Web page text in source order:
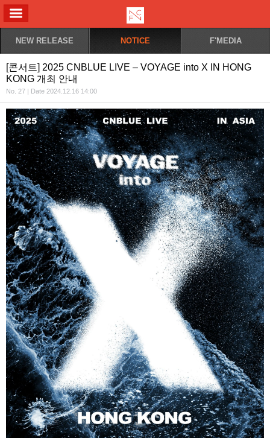
NEW RELEASE NOTICE F'MEDIA
[콘서트] 2025 CNBLUE LIVE – VOYAGE into X IN HONG
KONG 개최 안내
No. 27 | Date 2024.12.16 14:00